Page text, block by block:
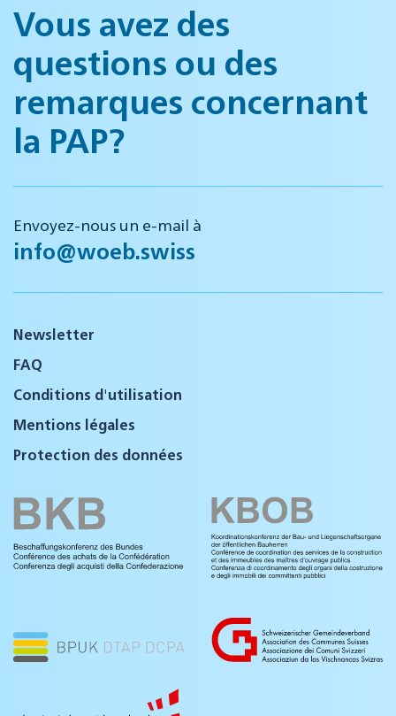
Vous avez des
questions ou des
remarques concernant
la PAP?
Envoyez-nous un e-mail à
info@woeb.swiss
Newsletter
FAQ
Conditions d'utilisation
Mentions légales
Protection des données